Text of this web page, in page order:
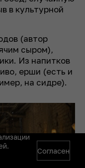
в культурной
(автор
сыром),
Из напитков
ерши (есть и
на сидре).
Согласен